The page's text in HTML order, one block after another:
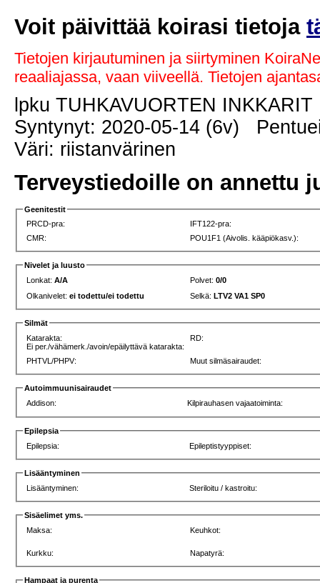
Voit päivittää koirasi tietoja
Tietojen kirjautuminen ja siirtyminen
reaaliajassa, vaan viiveellä. Tietojen
lpku TUHKAVUORTEN
Syntynyt: 2020-05-14 (6v)
Väri: riistanvärinen
Terveystiedoille on annettu
Geenitestit
PRCD-pra:
IFT122-pra:
CMR:
POU1F1 (Aivolis. kääpiökasv.):
Nivelet ja luusto
Lonkat:A/A Polvet:0/0
Olkanivelet:ei todettu/ei todettu Selkä:LTV2 VA1 SP0
Silmät
Katarakta:
Ei per./vähämerk./avoin/epäilyttävä katarakta:
RD:
PHTVL/PHPV: Muut silmäsairaudet:
Autoimmuunisairaudet
Addison:
Kilpirauhasen vajaatoiminta:
Epilepsia
Epilepsia:
Epileptistyyppiset:
Lisääntyminen
Lisääntyminen:
Steriloitu / kastroitu:
Sisäelimet yms.
Maksa:
Keuhkot:
Kurkku: Napatyrä:
Hampaat ja purenta